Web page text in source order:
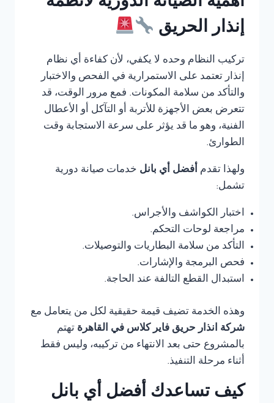
أهمية الصيانة الدورية لأنظمة
إنذار الحريق
تركيب النظام وحده لا يكفي، لأن كفاءة أي نظام
إنذار تعتمد على الاستمرارية في الفحص والاختبار
والتأكد من سلامة المكونات. فمع مرور الوقت، قد
تتعرض بعض الأجهزة للأتربة أو التآكل أو الأعطال
الفنية، وهو ما قد يؤثر على سرعة الاستجابة وقت
الطوارئ.
ولهذا تقدم أفضل أي بانل خدمات صيانة دورية
تشمل:
اختبار الكواشف والأجراس.
مراجعة لوحات التحكم.
التأكد من سلامة البطاريات والتوصيلات.
فحص البرمجة والإشارات.
استبدال القطع التالفة عند الحاجة.
وهذه الخدمة تضيف قيمة حقيقية لكل من يتعامل مع
شركة انذار حريق فاير كلاس في القاهرة تهتم
بالمشروع حتى بعد الانتهاء من تركيبه، وليس فقط
أثناء مرحلة التنفيذ.
كيف تساعدك أفضل أي بانل